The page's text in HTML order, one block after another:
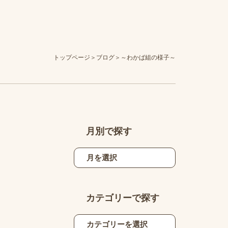
トップページ ブログ ～わかば組の様子～
月別で探す
カテゴリーで探す